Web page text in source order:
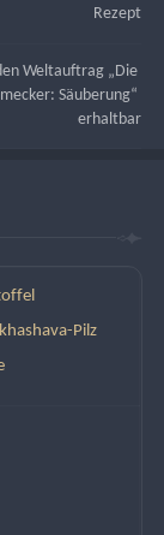
Rezept
Weltauftrag „Die
Säuberung“
erhaltbar
Pilz